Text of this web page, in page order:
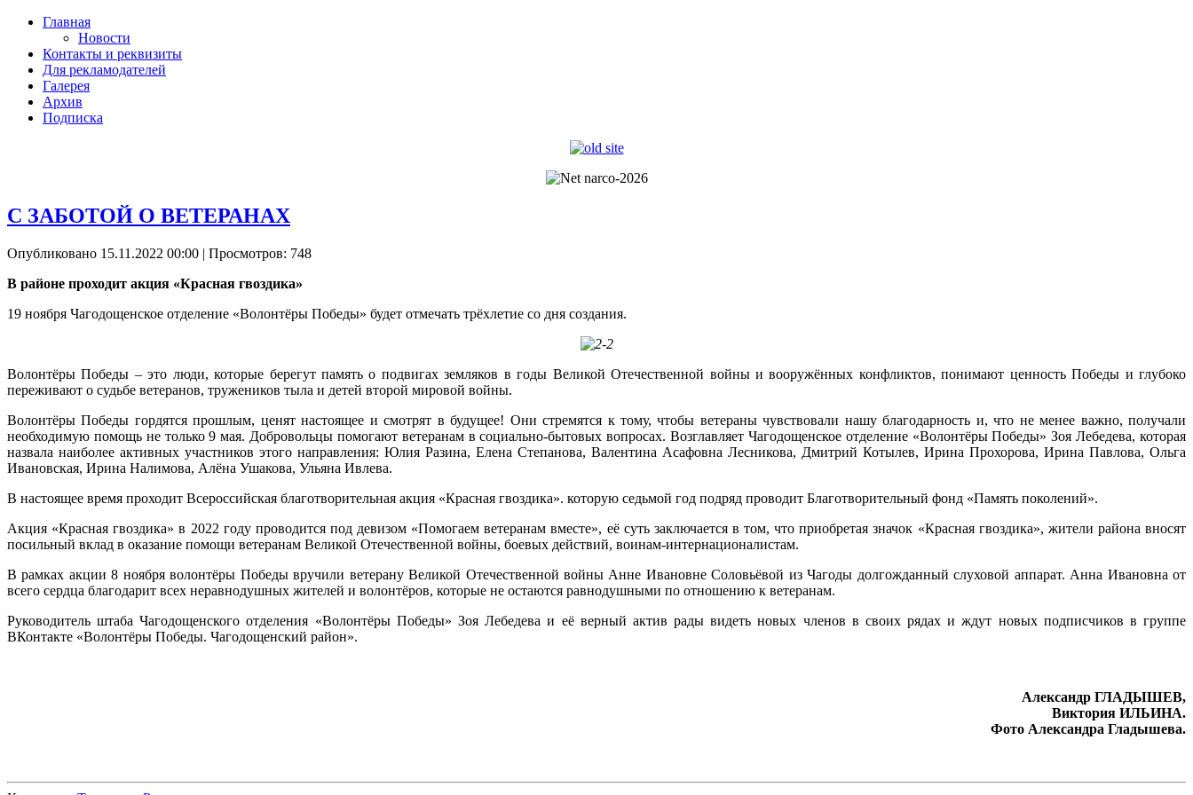
Главная
Новости
Контакты и реквизиты
Для рекламодателей
Галерея
Архив
Подписка
С ЗАБОТОЙ О ВЕТЕРАНАХ
Опубликовано 15.11.2022 00:00 | Просмотров: 748
В районе проходит акция «Красная гвоздика»
19 ноября Чагодощенское отделение «Волонтёры Победы» будет отмечать трёхлетие со дня создания.
Волонтёры Победы – это люди, которые берегут память о подвигах земляков в годы Великой Отечественной войны и вооружённых конфликтов, понимают ценность Победы и глубоко
переживают о судьбе ветеранов, тружеников тыла и детей второй мировой войны.
Волонтёры Победы гордятся прошлым, ценят настоящее и смотрят в будущее! Они стремятся к тому, чтобы ветераны чувствовали нашу благодарность и, что не менее важно, получали
необходимую помощь не только 9 мая. Добровольцы помогают ветеранам в социально-бытовых вопросах. Возглавляет Чагодощенское отделение «Волонтёры Победы» Зоя Лебедева, которая
назвала наиболее активных участников этого направления: Юлия Разина, Елена Степанова, Валентина Асафовна Лесникова, Дмитрий Котылев, Ирина Прохорова, Ирина Павлова, Ольга
Ивановская, Ирина Налимова, Алёна Ушакова, Ульяна Ивлева.
В настоящее время проходит Всероссийская благотворительная акция «Красная гвоздика». которую седьмой год подряд проводит Благотворительный фонд «Память поколений».
Акция «Красная гвоздика» в 2022 году проводится под девизом «Помогаем ветеранам вместе», её суть заключается в том, что приобретая значок «Красная гвоздика», жители района вносят
посильный вклад в оказание помощи ветеранам Великой Отечественной войны, боевых действий, воинам-интернационалистам.
В рамках акции 8 ноября волонтёры Победы вручили ветерану Великой Отечественной войны Анне Ивановне Соловьёвой из Чагоды долгожданный слуховой аппарат. Анна Ивановна от
всего сердца благодарит всех неравнодушных жителей и волонтёров, которые не остаются равнодушными по отношению к ветеранам.
Руководитель штаба Чагодощенского отделения «Волонтёры Победы» Зоя Лебедева и её верный актив рады видеть новых членов в своих рядах и ждут новых подписчиков в группе
ВКонтакте «Волонтёры Победы. Чагодощенский район».
Александр ГЛАДЫШЕВ,
Виктория ИЛЬИНА.
Фото Александра Гладышева.